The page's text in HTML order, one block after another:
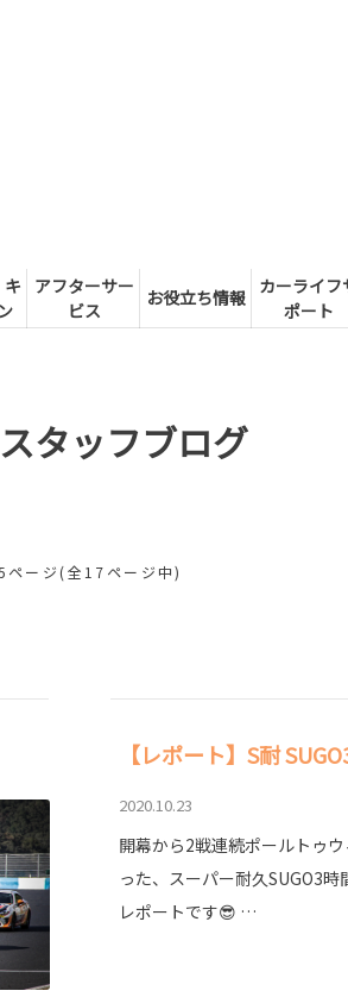
アフターサー
ビス
お役立ち情報 カーライフ
ポート
タッフブログ
ページ(全17ページ中)
【レポート】S耐
2020.10.23
開幕から2戦連続ポールトゥ
った、スーパー耐久SUGO3時
レポートです😎 …